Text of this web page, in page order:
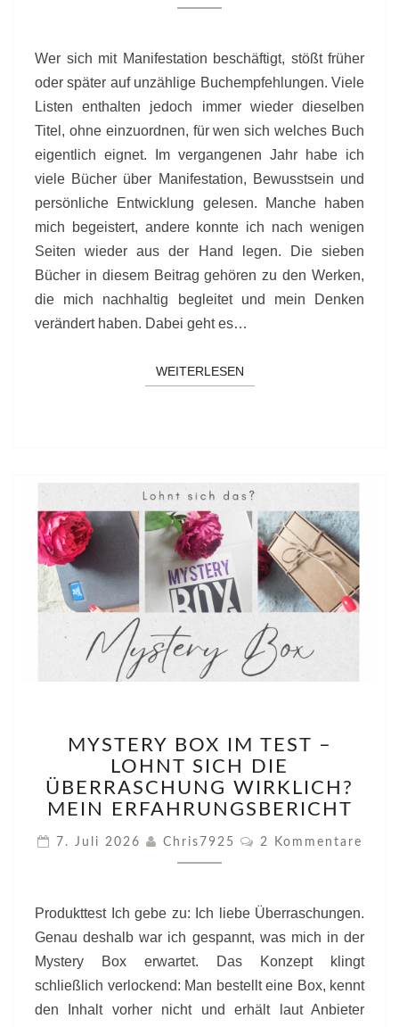
EINSTEIGER
Wer sich mit Manifestation beschäftigt, stößt früher
oder später auf unzählige Buchempfehlungen. Viele
Listen enthalten jedoch immer wieder dieselben
Titel, ohne einzuordnen, für wen sich welches Buch
eigentlich eignet. Im vergangenen Jahr habe ich
viele Bücher über Manifestation, Bewusstsein und
persönliche Entwicklung gelesen. Manche haben
mich begeistert, andere konnte ich nach wenigen
Seiten wieder aus der Hand legen. Die sieben
Bücher in diesem Beitrag gehören zu den Werken,
die mich nachhaltig begleitet und mein Denken
verändert haben. Dabei geht es…
WEITERLESENWEITERLESEN
BOX
IM
TEST
–
SICH
DIE
WIRKLICH?
MEIN
ERFAHRUNGSBERICHT
MYSTERY BOX IM TEST –
LOHNT SICH DIE
ÜBERRASCHUNG WIRKLICH?
MEIN ERFAHRUNGSBERICHT
7. Juli 2026 Chris7925 Kommentare
2 Kommentare
Produkttest Ich gebe zu: Ich liebe Überraschungen.
Genau deshalb war ich gespannt, was mich in der
Mystery Box erwartet. Das Konzept klingt
schließlich verlockend: Man bestellt eine Box, kennt
den Inhalt vorher nicht und erhält laut Anbieter